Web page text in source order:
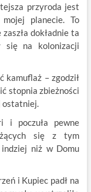
przyroda jest
planecie. To
dokładnie ta
się na kolonizacji
kamuflaż – zgodził
stopnia zbieżności
ostatniej.
i poczuła pewne
się z tym
indziej niż w Domu
i Kupiec padł na